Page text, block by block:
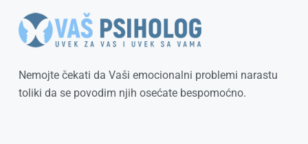
Nemojte čekati da Vaši emocionalni problemi narastu
toliki da se povodim njih osećate bespomoćno.